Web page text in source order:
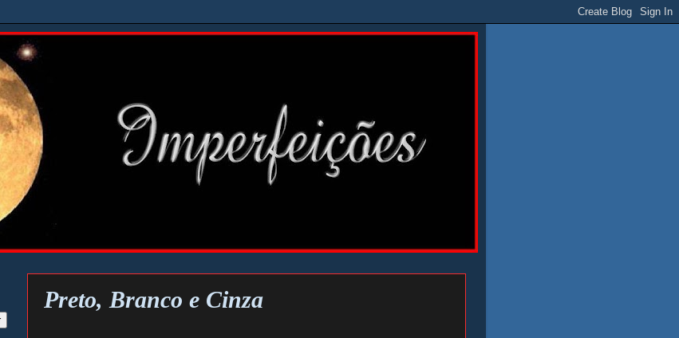
Preto, Branco e Cinza